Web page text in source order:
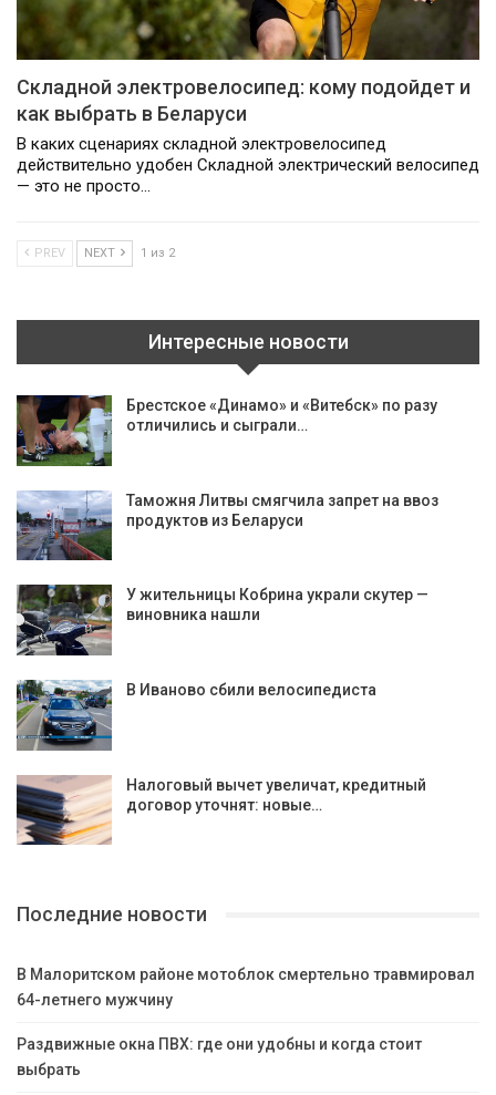
Складной электровелосипед: кому подойдет и
как выбрать в Беларуси
В каких сценариях складной электровелосипед
действительно удобен Складной электрический велосипед
— это не просто…
PREV NEXT 1 из 2
Интересные новости
Брестское «Динамо» и «Витебск» по разу
отличились и сыграли…
Таможня Литвы смягчила запрет на ввоз
продуктов из Беларуси
У жительницы Кобрина украли скутер —
виновника нашли
В Иваново сбили велосипедиста
Налоговый вычет увеличат, кредитный
договор уточнят: новые…
Последние новости
В Малоритском районе мотоблок смертельно травмировал
64-летнего мужчину
Раздвижные окна ПВХ: где они удобны и когда стоит
выбрать